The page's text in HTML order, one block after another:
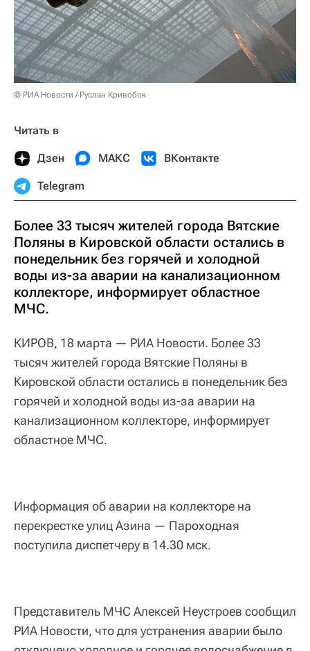
© РИА Новости / Руслан Кривобок
Читать в
Дзен МАКС ВКонтакте
Telegram
Более 33 тысяч жителей города Вятские
Поляны в Кировской области остались в
понедельник без горячей и холодной
воды из-за аварии на канализационном
коллекторе, информирует областное
МЧС.
КИРОВ, 18 марта — РИА Новости. Более 33
тысяч жителей города Вятские Поляны в
Кировской области остались в понедельник без
горячей и холодной воды из-за аварии на
канализационном коллекторе, информирует
областное МЧС.
Информация об аварии на коллекторе на
перекрестке улиц Азина — Пароходная
поступила диспетчеру в 14.30 мск.
Представитель МЧС Алексей Неустроев сообщил
РИА Новости, что для устранения аварии было